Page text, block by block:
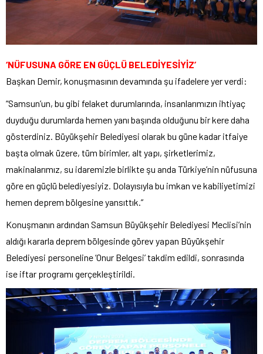
‘NÜFUSUNA GÖRE EN GÜÇLÜ BELEDİYESİYİZ’
Başkan Demir, konuşmasının devamında şu ifadelere yer verdi:
“Samsun’un, bu gibi felaket durumlarında, insanlarımızın ihtiyaç
duyduğu durumlarda hemen yanı başında olduğunu bir kere daha
gösterdiniz. Büyükşehir Belediyesi olarak bu güne kadar itfaiye
başta olmak üzere, tüm birimler, alt yapı, şirketlerimiz,
makinalarımız, su idaremizle birlikte şu anda Türkiye’nin nüfusuna
göre en güçlü belediyesiyiz. Dolayısıyla bu imkan ve kabiliyetimizi
hemen deprem bölgesine yansıttık.”
Konuşmanın ardından Samsun Büyükşehir Belediyesi Meclisi’nin
aldığı kararla deprem bölgesinde görev yapan Büyükşehir
Belediyesi personeline ‘Onur Belgesi’ takdim edildi, sonrasında
ise iftar programı gerçekleştirildi.